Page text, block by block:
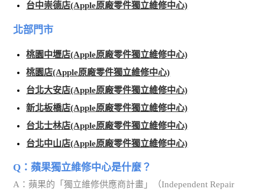
台中崇德店(Apple原廠零件獨立維修中心)
北部門市
桃園中壢店(Apple原廠零件獨立維修中心)
桃園店(Apple原廠零件獨立維修中心)
台北大安店(Apple原廠零件獨立維修中心)
新北板橋店(Apple原廠零件獨立維修中心)
台北士林店(Apple原廠零件獨立維修中心)
台北中山店(Apple原廠零件獨立維修中心)
Q：蘋果獨立維修中心是什麼？
A：蘋果的「獨立維修供應商計畫」（Independent Repair